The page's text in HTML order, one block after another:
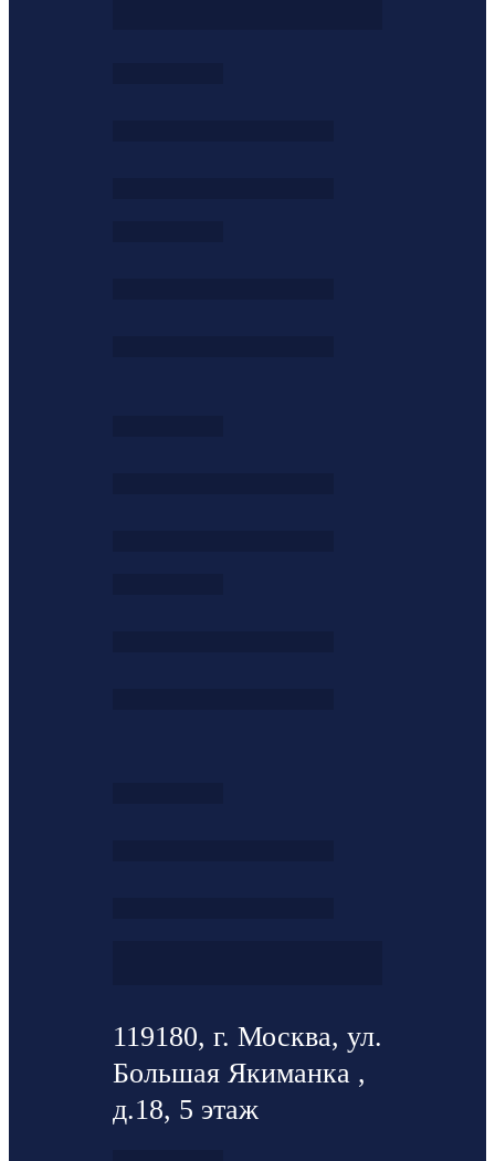
119180, г. Москва, ул.
Большая Якиманка ,
д.18, 5 этаж